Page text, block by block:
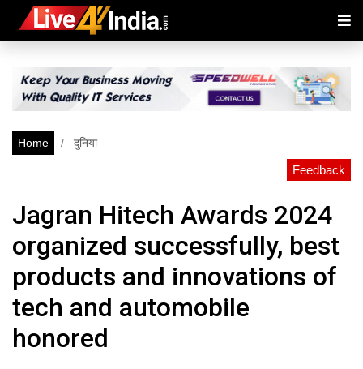
Home दुनिया
Feedback
Jagran Hitech Awards 2024
organized successfully, best
products and innovations of
tech and automobile
honored